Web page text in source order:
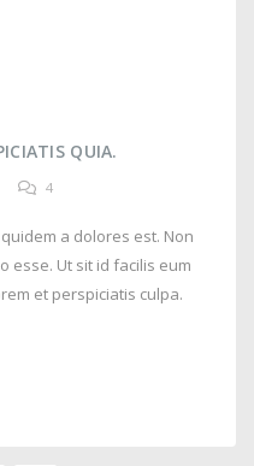
QUIA.
4
a dolores est. Non
esse. Ut sit id facilis eum
et perspiciatis culpa.